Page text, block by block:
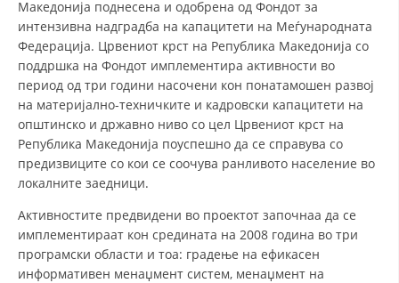
ИСТОРИЈАТ НА ЦКРМ
ИСТОРИЈАТ НА ДВИЖЕЊЕТО
СТРУКТУРА НА ОРГАНИЗАЦИЈАТА
КОНТАКТ ИНФОРМАЦИИ
ЧЛЕНСТВО ВО ПРОФЕСИОНАЛНИ ТЕЛА
Македонија поднесена и одобрена од Фондот за
интензивна надградба на капацитети на Меѓународната
Федерација. Црвениот крст на Република Македонија со
поддршка на Фондот имплементира активности во
период од три години насочени кон понатамошен развој
на материјално-техничките и кадровски капацитети на
општинско и државно ниво со цел Црвениот крст на
Република Македонија поуспешно да се справува со
предизвиците со кои се соочува ранливото население во
локалните заедници.
Активностите предвидени во проектот започнаа да се
имплементираат кон средината на 2008 година во три
програмски области и тоа: градење на ефикасен
информативен менаџмент систем, менаџмент на